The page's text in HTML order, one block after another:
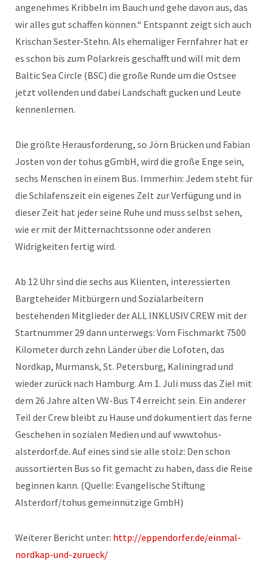
angenehmes Kribbeln im Bauch und gehe davon aus, das
wir alles gut schaffen können.“ Entspannt zeigt sich auch
Krischan Sester-Stehn. Als ehemaliger Fernfahrer hat er
es schon bis zum Polarkreis geschafft und will mit dem
Baltic Sea Circle (BSC) die große Runde um die Ostsee
jetzt vollenden und dabei Landschaft gucken und Leute
kennenlernen.
Die größte Herausforderung, so Jörn Brücken und Fabian
Josten von der tohus gGmbH, wird die große Enge sein,
sechs Menschen in einem Bus. Immerhin: Jedem steht für
die Schlafenszeit ein eigenes Zelt zur Verfügung und in
dieser Zeit hat jeder seine Ruhe und muss selbst sehen,
wie er mit der Mitternachtssonne oder anderen
Widrigkeiten fertig wird.
Ab 12 Uhr sind die sechs aus Klienten, interessierten
Bargteheider Mitbürgern und Sozialarbeitern
bestehenden Mitglieder der ALL INKLUSIV CREW mit der
Startnummer 29 dann unterwegs: Vom Fischmarkt 7500
Kilometer durch zehn Länder über die Lofoten, das
Nordkap, Murmansk, St. Petersburg, Kaliningrad und
wieder zurück nach Hamburg. Am 1. Juli muss das Ziel mit
dem 26 Jahre alten VW-Bus T4 erreicht sein. Ein anderer
Teil der Crew bleibt zu Hause und dokumentiert das ferne
Geschehen in sozialen Medien und auf www.tohus-
alsterdorf.de. Auf eines sind sie alle stolz: Den schon
aussortierten Bus so fit gemacht zu haben, dass die Reise
beginnen kann. (Quelle: Evangelische Stiftung
Alsterdorf/tohus gemeinnützige GmbH)
Weiterer Bericht unter: http://eppendorfer.de/einmal-
nordkap-und-zurueck/